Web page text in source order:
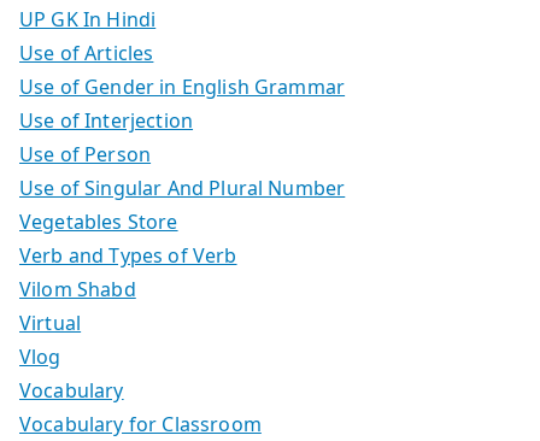
UP GK In Hindi
Use of Articles
Use of Gender in English Grammar
Use of Interjection
Use of Person
Use of Singular And Plural Number
Vegetables Store
Verb and Types of Verb
Vilom Shabd
Virtual
Vlog
Vocabulary
Vocabulary for Classroom